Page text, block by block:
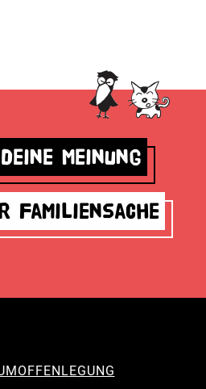
Meinung
Familiensache
OFFENLEGUNG